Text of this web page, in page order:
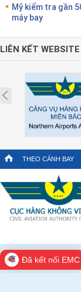
Mỹ kiểm tra gần
máy bay
LIÊN KẾT WEBSITE
Prev
THEO CÁNH BAY
Đã kết nối EMC